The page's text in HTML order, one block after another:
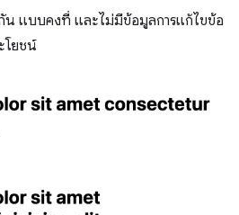
น แบบคงที่ และไม่มีข้อมูลการแก้ไขข้อ
โยชน์